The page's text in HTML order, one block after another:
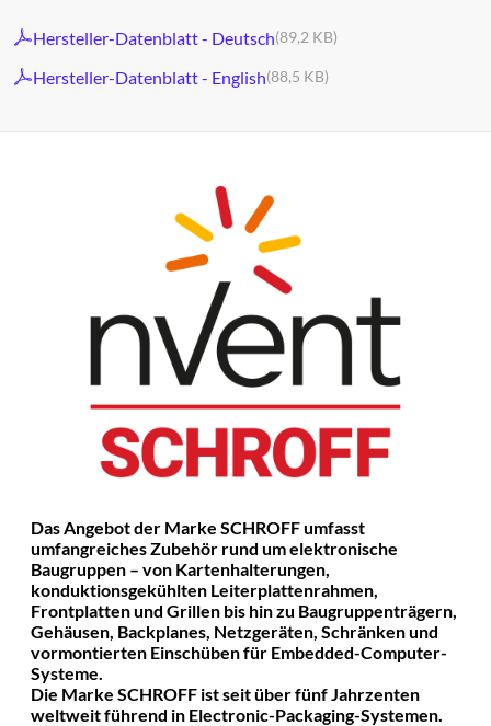
Hersteller-Datenblatt - Deutsch(89,2 KB)
Hersteller-Datenblatt - English(88,5 KB)
Das Angebot der Marke SCHROFF umfasst
umfangreiches Zubehör rund um elektronische
Baugruppen – von Kartenhalterungen,
konduktionsgekühlten Leiterplattenrahmen,
Frontplatten und Grillen bis hin zu Baugruppenträgern,
Gehäusen, Backplanes, Netzgeräten, Schränken und
vormontierten Einschüben für Embedded-Computer-
Systeme.
Die Marke SCHROFF ist seit über fünf Jahrzenten
weltweit führend in Electronic-Packaging-Systemen.